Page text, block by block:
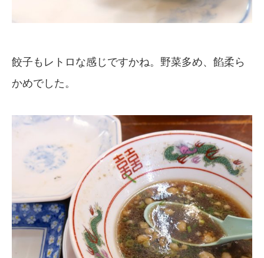
餃子もレトロな感じですかね。野菜多め、餡柔ら
かめでした。